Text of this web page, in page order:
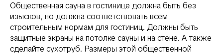
Общественная сауна в гостинице должна быть без
изысков, но должна соответствовать всем
строительным нормам для гостиниц. Должны быть
защитные экраны на потолке сауны и на стене. А также
сделайте сухотруб. Размеры этой общественной